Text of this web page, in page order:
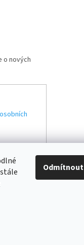
Odmítnout
o nových